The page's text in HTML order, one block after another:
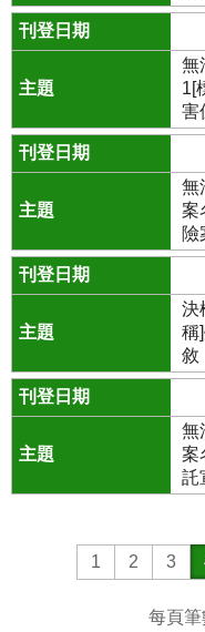
無
1[
害
無
案
險
決
稱
敘
無
案
託
1 2 3
每頁筆